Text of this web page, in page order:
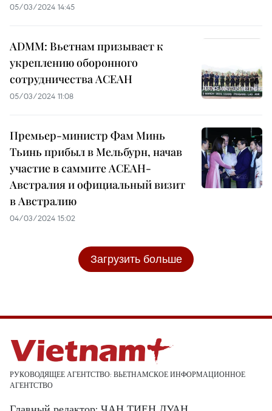
05/03/2024 14:45
ADMM: Вьетнам призывает к
укреплению оборонного
сотрудничества АСЕАН
05/03/2024 11:08
Премьер-министр Фам Минь
Тьинь прибыл в Мельбурн, начав
участие в саммите АСЕАН-
Австралия и официальный визит
в Австралию
04/03/2024 15:02
Загрузить больше
РУКОВОДЯЩЕЕ АГЕНТСТВО: ВЬЕТНАМСКОЕ ИНФОРМАЦИОННОЕ
АГЕНТСТВО